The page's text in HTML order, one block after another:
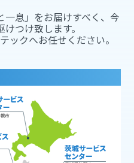
一息」をお届けすべく、今
つけ致します。
ックへお任せください。